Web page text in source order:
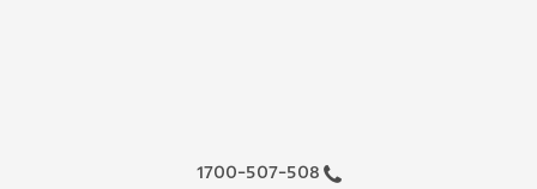
1700-507-508